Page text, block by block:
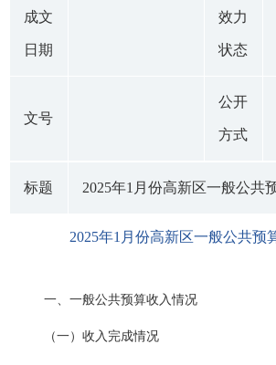
成文
日期
效力
状态
文号
公开
方式
标题 2025年1月份高新区一般公共
2025年1月份高新区一般公共预
一、一般公共预算收入情况
（一）收入完成情况